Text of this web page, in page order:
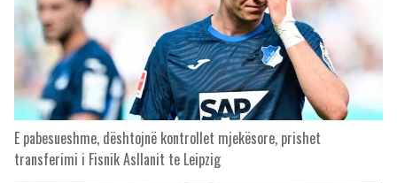
E pabesueshme, dështojnë kontrollet mjekësore, prishet
transferimi i Fisnik Asllanit te Leipzig